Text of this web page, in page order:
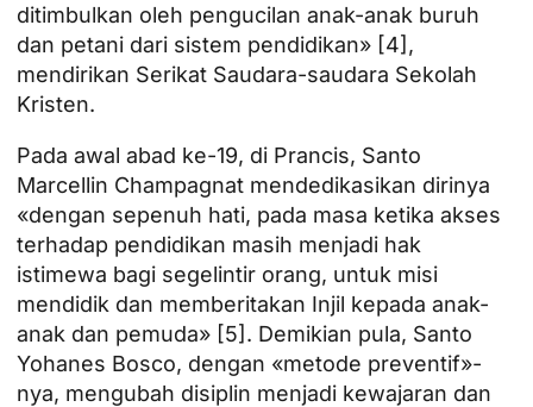
ditimbulkan oleh pengucilan anak-anak buruh
dan petani dari sistem pendidikan» [4],
mendirikan Serikat Saudara-saudara Sekolah
Kristen.
Pada awal abad ke-19, di Prancis, Santo
Marcellin Champagnat mendedikasikan dirinya
«dengan sepenuh hati, pada masa ketika akses
terhadap pendidikan masih menjadi hak
istimewa bagi segelintir orang, untuk misi
mendidik dan memberitakan Injil kepada anak-
anak dan pemuda» [5]. Demikian pula, Santo
Yohanes Bosco, dengan «metode preventif»-
nya, mengubah disiplin menjadi kewajaran dan